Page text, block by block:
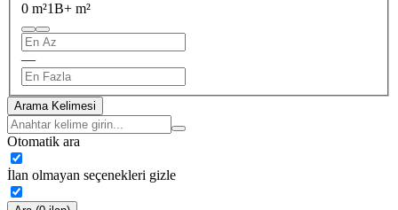
0 m²1B+ m²
—
Arama Kelimesi
Otomatik ara
İlan olmayan seçenekleri gizle